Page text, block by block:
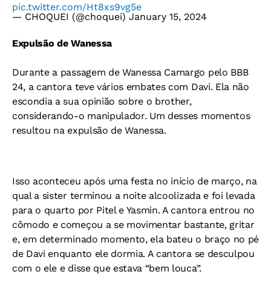
pic.twitter.com/Ht8xs9vg5e
— CHOQUEI (@choquei)January 15, 2024
Expulsão de Wanessa
Durante a passagem de Wanessa Camargo pelo BBB
24, a cantora teve vários embates com Davi. Ela não
escondia a sua opinião sobre o brother,
considerando-o manipulador. Um desses momentos
resultou na expulsão de Wanessa.
Isso aconteceu após uma festa no início de março, na
qual a sister terminou a noite alcoolizada e foi levada
para o quarto por Pitel e Yasmin. A cantora entrou no
cômodo e começou a se movimentar bastante, gritar
e, em determinado momento, ela bateu o braço no pé
de Davi enquanto ele dormia. A cantora se desculpou
com o ele e disse que estava “bem louca”.